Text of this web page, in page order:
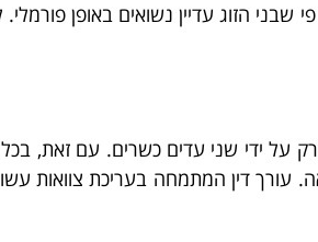
הזוג עדיין נשואים באופן
רק על ידי שני עדים כשרים. עם
עורך דין המתמחה בעריכת צוואות